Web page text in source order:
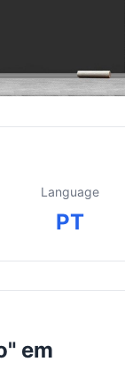
Language
PT
em